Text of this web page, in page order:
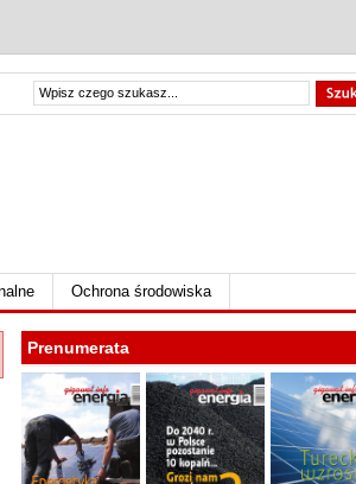
Ochrona środowiska
Prenumerata